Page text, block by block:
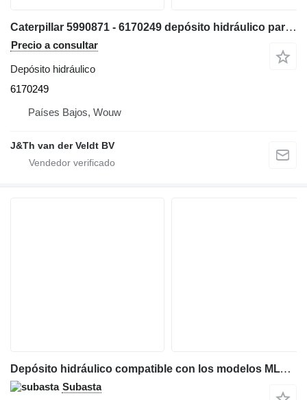
Caterpillar 5990871 - 6170249 depósito hidráulico para Caterpillar D6 D6XE bulldozer
Precio a consultar
Depósito hidráulico
6170249
Países Bajos, Wouw
J&Th van der Veldt BV
Depósito hidráulico compatible con los modelos MLT 937. Número de pieza: 52575375. para Manitou MLT 937 cargadora telescópica
Subasta